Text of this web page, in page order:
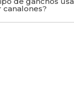
canalones?